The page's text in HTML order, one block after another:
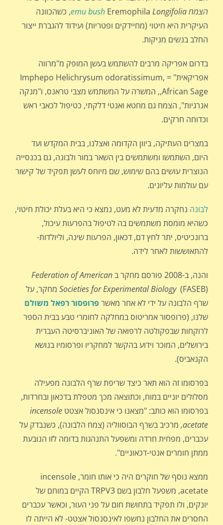
הצמח
emu bush Eremophila Longifolia
, כשהכוונה
העיקרית היא חיטוי (מחיידקים ופטריות) ועידוד להגברת ייצור
החלב בנשים מניקות.
בדרום אפריקה מרבים להשתמש בעשן המופק מ"מרווה
אפריקאית" Imphepo Helichrysum odoratissimum, =
African Sage,, המשרה על המשתמש מצבי טראנס, ו"מנקה
אנרגיות", הצמח גם מחטא ואנטי דלקתי, כטיפול לכאבי ראש
וכדוחה חרקים.
במצרים העתיקה, ביוון הקדומה ואצלנו, בבית המקדש ועד
היום, השתמשו ומשתמשים בין השאר במור ולבונה, גם בכנסייה
הנוצרית עושים בהם שימוש, שם מיוחס לעשן תפקיד של קישור
עם עולמות עליונים.
לבונה נחקרה מדעית לא מעט, נמצא כי היא בעלת יכולת חיטוי,
כשהיא מומסת משתמשים בה לטיפול בהפרעות עיכול,
ברונכיטיס, יתר לחץ דם, דכאון, הפרעות שינה, וליולדות-
להתאוששות לאחר לידה.
והנה, ב-2008 פורסם מחקר ב
Federation of American
Societies for Experimental Biology (FASEB) מחקר, על
שרף הלבונה על ידי לא אחר מאשרפרופסור רפאל משולם
שלנו, (פרופסור אמריטוס במחלקה לחומרי טבע בבית הספר
לרוקחות שבפקולטה לרפואה של האוניברסיטה העברית
בירושלים, המוכר וידוע בהקשר למחקריו ופרסומיו בנושא
הקנאביס).
בפרסומו זה הוא תאר כיצד שריפת שרף הלבונה מפעילה
מסלולים יוניים במוח, וכתוצאה מכך מטפלת בדכאון ובחרדות,
בפרסומו הוא כותב: "מצאנו כי אינסנסול אצטט incensole
acetate, מרכיב בשרף הבוסווליה (צמח הלבונה), כשנבדק על
עכברים, מפחית חרדה ומשפעל התנהגות בדומה לזו הנובעת
ממתן חומרים אנטי-דכאוניים".
ממצא נוסף של חוקרים היה כי אותו חומר, incensole
acetate, משפעל חלבון בשם TRPV3 הקיים במוחם של
יונקים, ולו תפקיד בתחושת חום על פני העור, וכאשר עכברים
החסרים את החלבון נחשפו לאינסנסול אצטט- לא הייתה לו